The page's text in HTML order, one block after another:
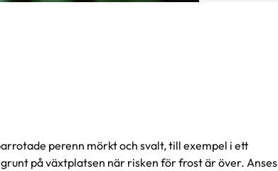
perenn mörkt och svalt, till exempel i ett
på växtplatsen när risken för frost är över. Anses